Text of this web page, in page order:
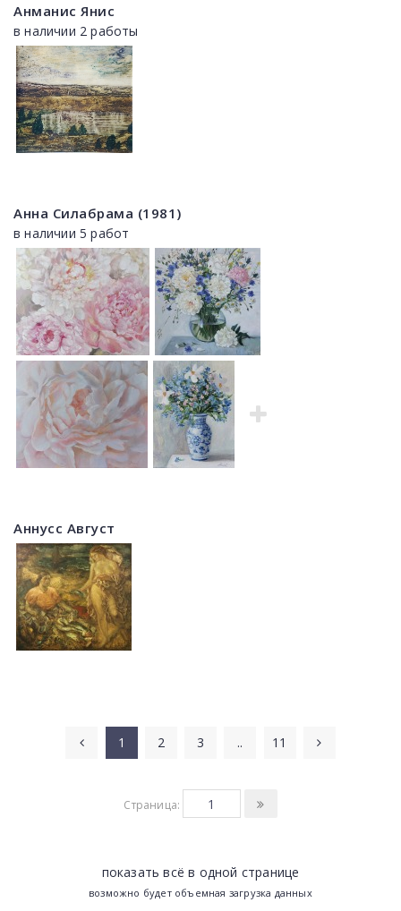
Анманис Янис
в наличии 2 работы
Анна Силабрама (1981)
в наличии 5 работ
Аннусс Август
1 2 3 .. 11
Страница:
показать всё в одной странице
возможно будет объемная загрузка данных